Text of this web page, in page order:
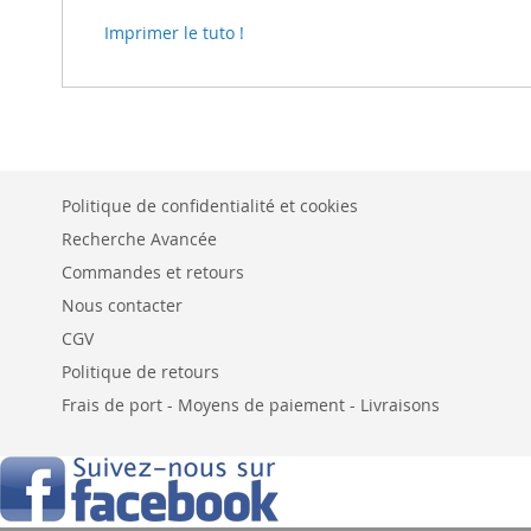
Imprimer le tuto !
Politique de confidentialité et cookies
Recherche Avancée
Commandes et retours
Nous contacter
CGV
Politique de retours
Frais de port - Moyens de paiement - Livraisons